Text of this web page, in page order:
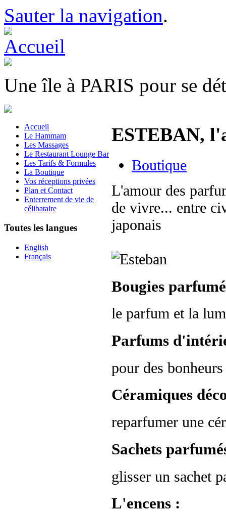
Sauter la navigation.
Une île à PARIS pour se
Accueil
Le Hammam
Les Massages
Le Restaurant Lounge Bar
Les Tarifs & Formules
La Boutique
Vos réceptions privées
Plan et Contact
Enterrement de vie de
célibataire
Toutes les langues
English
Français
ESTEBAN,
Boutique
L'amour des
de vivre... entre
japonais
Bougies
le parfum et la
Parfums
pour des
Céramiques
reparfumer une
Sachets
glisser un sachet
L'encens :